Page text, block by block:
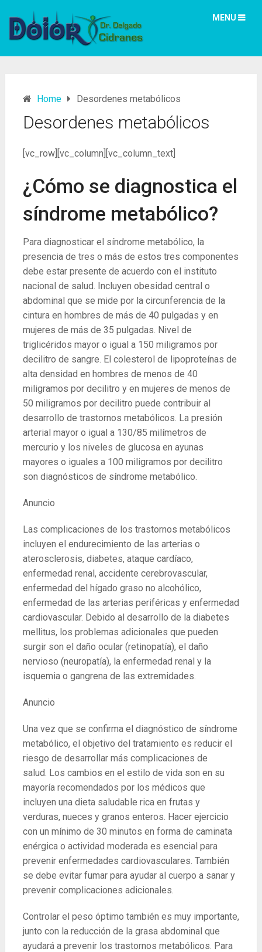
MENU
Home Desordenes metabólicos
Desordenes metabólicos
[vc_row][vc_column][vc_column_text]
¿Cómo se diagnostica el
síndrome metabólico?
Para diagnosticar el síndrome metabólico, la
presencia de tres o más de estos tres componentes
debe estar presente de acuerdo con el instituto
nacional de salud. Incluyen obesidad central o
abdominal que se mide por la circunferencia de la
cintura en hombres de más de 40 pulgadas y en
mujeres de más de 35 pulgadas. Nivel de
triglicéridos mayor o igual a 150 miligramos por
decilitro de sangre. El colesterol de lipoproteínas de
alta densidad en hombres de menos de 40
miligramos por decilitro y en mujeres de menos de
50 miligramos por decilitro puede contribuir al
desarrollo de trastornos metabólicos. La presión
arterial mayor o igual a 130/85 milímetros de
mercurio y los niveles de glucosa en ayunas
mayores o iguales a 100 miligramos por decilitro
son diagnósticos de síndrome metabólico.
Anuncio
Las complicaciones de los trastornos metabólicos
incluyen el endurecimiento de las arterias o
aterosclerosis, diabetes, ataque cardíaco,
enfermedad renal, accidente cerebrovascular,
enfermedad del hígado graso no alcohólico,
enfermedad de las arterias periféricas y enfermedad
cardiovascular. Debido al desarrollo de la diabetes
mellitus, los problemas adicionales que pueden
surgir son el daño ocular (retinopatía), el daño
nervioso (neuropatía), la enfermedad renal y la
isquemia o gangrena de las extremidades.
Anuncio
Una vez que se confirma el diagnóstico de síndrome
metabólico, el objetivo del tratamiento es reducir el
riesgo de desarrollar más complicaciones de
salud. Los cambios en el estilo de vida son en su
mayoría recomendados por los médicos que
incluyen una dieta saludable rica en frutas y
verduras, nueces y granos enteros. Hacer ejercicio
con un mínimo de 30 minutos en forma de caminata
enérgica o actividad moderada es esencial para
prevenir enfermedades cardiovasculares. También
se debe evitar fumar para ayudar al cuerpo a sanar y
prevenir complicaciones adicionales.
Controlar el peso óptimo también es muy importante,
junto con la reducción de la grasa abdominal que
ayudará a prevenir los trastornos metabólicos. Para